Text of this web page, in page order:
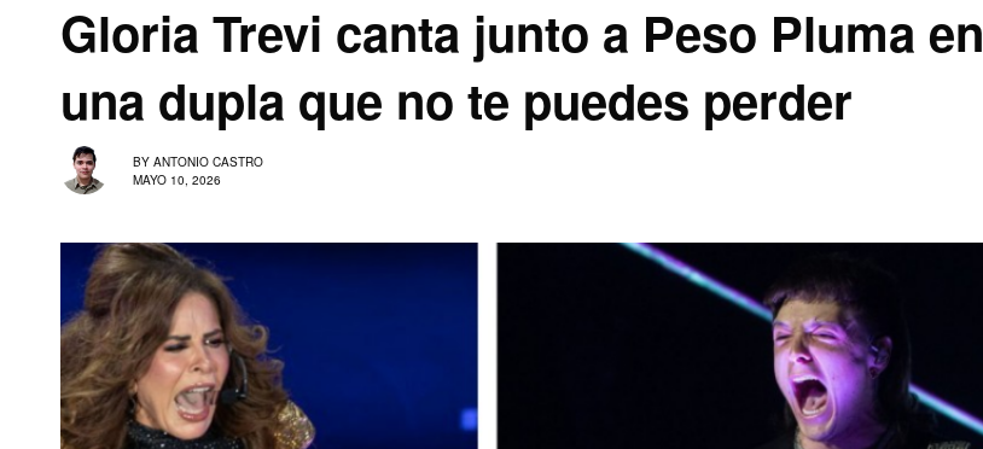
Gloria Trevi canta junto a Peso Pluma en
una dupla que no te puedes perder
BY ANTONIO CASTRO
MAYO 10, 2026